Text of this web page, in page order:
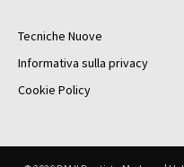
Tecniche Nuove
Informativa sulla privacy
Cookie Policy